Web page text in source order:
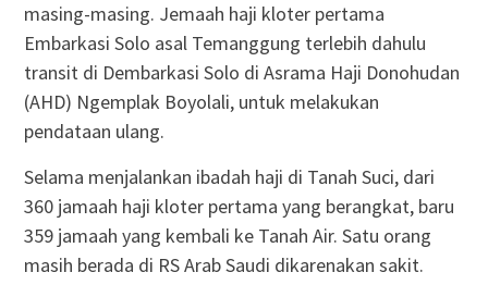
masing-masing. Jemaah haji kloter pertama
Embarkasi Solo asal Temanggung terlebih dahulu
transit di Dembarkasi Solo di Asrama Haji Donohudan
(AHD) Ngemplak Boyolali, untuk melakukan
pendataan ulang.
Selama menjalankan ibadah haji di Tanah Suci, dari
360 jamaah haji kloter pertama yang berangkat, baru
359 jamaah yang kembali ke Tanah Air. Satu orang
masih berada di RS Arab Saudi dikarenakan sakit.